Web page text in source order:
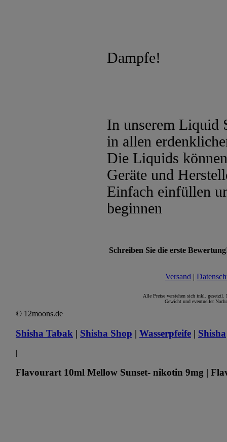
Dampfe!
In unserem Liquid
in allen
Die Liquids
Geräte und
Einfach einfüllen
beginnen
Schreiben Sie die erste
Versand |
Alle Preise verstehen sich inkl.
Gewicht und eventueller
© 12moons.de
Shisha Tabak | Shisha Shop | Wasserpfeife | Shisha
|
Flavourart 10ml Mellow Sunset- nikotin 9mg |